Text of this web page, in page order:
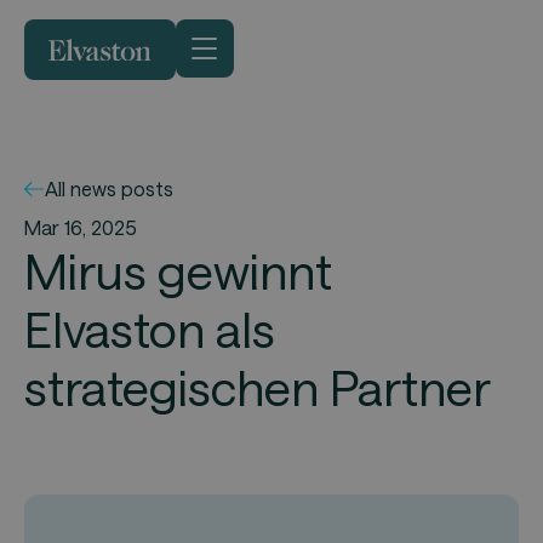
All news posts
Mar 16, 2025
Mirus gewinnt
Elvaston als
strategischen Partner